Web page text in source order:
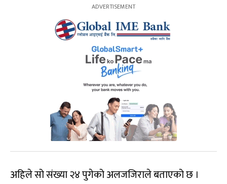
अहिले सो संख्या २४ पुगेको अलजजिराले बताएको छ ।